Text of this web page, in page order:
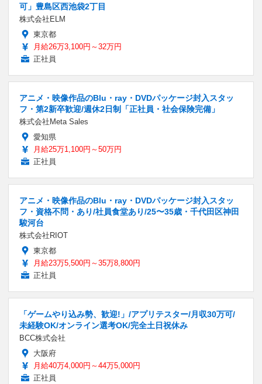
可」豊島区西池袋2丁目
株式会社ELM
東京都
月給26万3,100円～32万円
正社員
アニメ・映像作品のBlu・ray・DVDパッケージ封入スタッ
フ・第2新卒歓迎/週休2日制「正社員・社会保険完備」
株式会社Meta Sales
愛知県
月給25万1,100円～50万円
正社員
アニメ・映像作品のBlu・ray・DVDパッケージ封入スタッ
フ・資格不問・あり/社員食堂あり/25〜35歳・千代田区神田
駿河台
株式会社RIOT
東京都
月給23万5,500円～35万8,800円
正社員
「ゲームやり込み勢、歓迎!」/アプリテスター/月収30万可/
未経験OK/オンライン選考OK/完全土日祝休み
BCC株式会社
大阪府
月給40万4,000円～44万5,000円
正社員